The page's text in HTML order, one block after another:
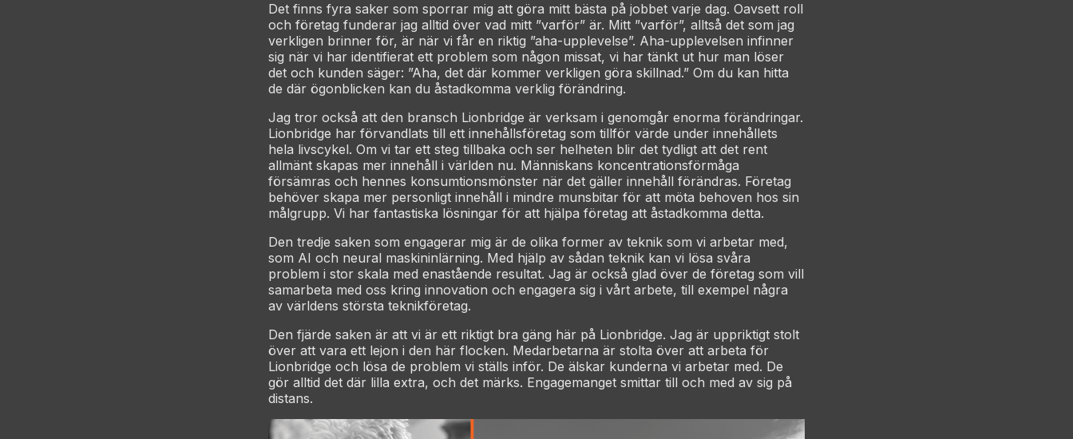
Det finns fyra saker som sporrar mig att göra mitt bästa på jobbet varje dag. Oavsett roll
och företag funderar jag alltid över vad mitt ”varför” är. Mitt ”varför”, alltså det som jag
verkligen brinner för, är när vi får en riktig ”aha-upplevelse”. Aha-upplevelsen infinner
sig när vi har identifierat ett problem som någon missat, vi har tänkt ut hur man löser
det och kunden säger: ”Aha, det där kommer verkligen göra skillnad.” Om du kan hitta
de där ögonblicken kan du åstadkomma verklig förändring.
Jag tror också att den bransch Lionbridge är verksam i genomgår enorma förändringar.
Lionbridge har förvandlats till ett innehållsföretag som tillför värde under innehållets
hela livscykel. Om vi tar ett steg tillbaka och ser helheten blir det tydligt att det rent
allmänt skapas mer innehåll i världen nu. Människans koncentrationsförmåga
försämras och hennes konsumtionsmönster när det gäller innehåll förändras. Företag
behöver skapa mer personligt innehåll i mindre munsbitar för att möta behoven hos sin
målgrupp. Vi har fantastiska lösningar för att hjälpa företag att åstadkomma detta.
Den tredje saken som engagerar mig är de olika former av teknik som vi arbetar med,
som AI och neural maskininlärning. Med hjälp av sådan teknik kan vi lösa svåra
problem i stor skala med enastående resultat. Jag är också glad över de företag som vill
samarbeta med oss kring innovation och engagera sig i vårt arbete, till exempel några
av världens största teknikföretag.
Den fjärde saken är att vi är ett riktigt bra gäng här på Lionbridge. Jag är uppriktigt stolt
över att vara ett lejon i den här flocken. Medarbetarna är stolta över att arbeta för
Lionbridge och lösa de problem vi ställs inför. De älskar kunderna vi arbetar med. De
gör alltid det där lilla extra, och det märks. Engagemanget smittar till och med av sig på
distans.